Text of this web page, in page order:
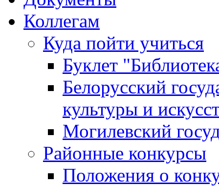
Коллегам
Куда пойти учиться
Буклет
Белорусский
культуры и
Могилевский
Районные конкурсы
Положения о